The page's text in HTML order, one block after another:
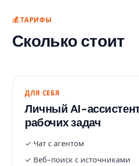
💰 ТАРИФЫ
Сколько стоит
ДЛЯ СЕБЯ
Личный AI-
рабочих задач
✓ Чат с агентом
✓ Веб-поиск с источниками